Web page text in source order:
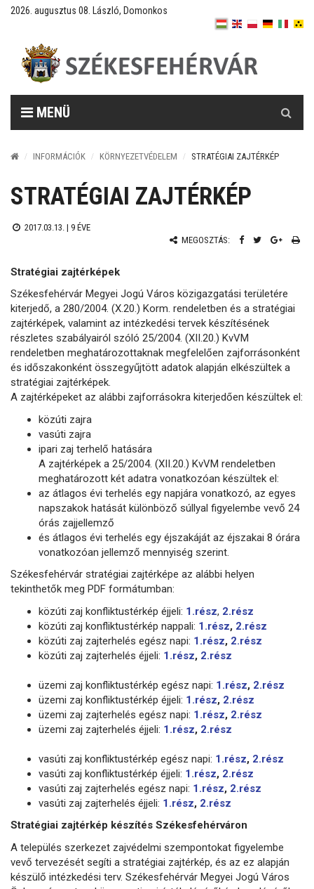
2026. augusztus 08. László, Domonkos
MENÜ
INFORMÁCIÓK KÖRNYEZETVÉDELEM STRATÉGIAI ZAJTÉRKÉP
STRATÉGIAI ZAJTÉRKÉP
2017.03.13. | 9 ÉVE
MEGOSZTÁS:
Stratégiai zajtérképek
Székesfehérvár Megyei Jogú Város közigazgatási területére
kiterjedő, a 280/2004. (X.20.) Korm. rendeletben és a stratégiai
zajtérképek, valamint az intézkedési tervek készítésének
részletes szabályairól szóló 25/2004. (XII.20.) KvVM
rendeletben meghatározottaknak megfelelően zajforrásonként
és időszakonként összegyűjtött adatok alapján elkészültek a
stratégiai zajtérképek.
A zajtérképeket az alábbi zajforrásokra kiterjedően készültek el:
közúti zajra
vasúti zajra
ipari zaj terhelő hatására
A zajtérképek a 25/2004. (XII.20.) KvVM rendeletben
meghatározott két adatra vonatkozóan készültek el:
az átlagos évi terhelés egy napjára vonatkozó, az egyes
napszakok hatását különböző súllyal figyelembe vevő 24
órás zajjellemző
és átlagos évi terhelés egy éjszakáját az éjszakai 8 órára
vonatkozóan jellemző mennyiség szerint.
Székesfehérvár stratégiai zajtérképe az alábbi helyen
tekinthetők meg PDF formátumban:
közúti zaj konfliktustérkép éjjeli: 1.rész, 2.rész
közúti zaj konfliktustérkép nappali: 1.rész, 2.rész
közúti zaj zajterhelés egész napi: 1.rész, 2.rész
közúti zaj zajterhelés éjjeli: 1.rész, 2.rész
üzemi zaj konfliktustérkép egész napi: 1.rész, 2.rész
üzemi zaj konfliktustérkép éjjeli: 1.rész, 2.rész
üzemi zaj zajterhelés egész napi: 1.rész, 2.rész
üzemi zaj zajterhelés éjjeli: 1.rész, 2.rész
vasúti zaj konfliktustérkép egész napi: 1.rész, 2.rész
vasúti zaj konfliktustérkép éjjeli: 1.rész, 2.rész
vasúti zaj zajterhelés egész napi: 1.rész, 2.rész
vasúti zaj zajterhelés éjjeli: 1.rész, 2.rész
Stratégiai zajtérkép készítés Székesfehérváron
A település szerkezet zajvédelmi szempontokat figyelembe
vevő tervezését segíti a stratégiai zajtérkép, és az ez alapján
készülő intézkedési terv. Székesfehérvár Megyei Jogú Város